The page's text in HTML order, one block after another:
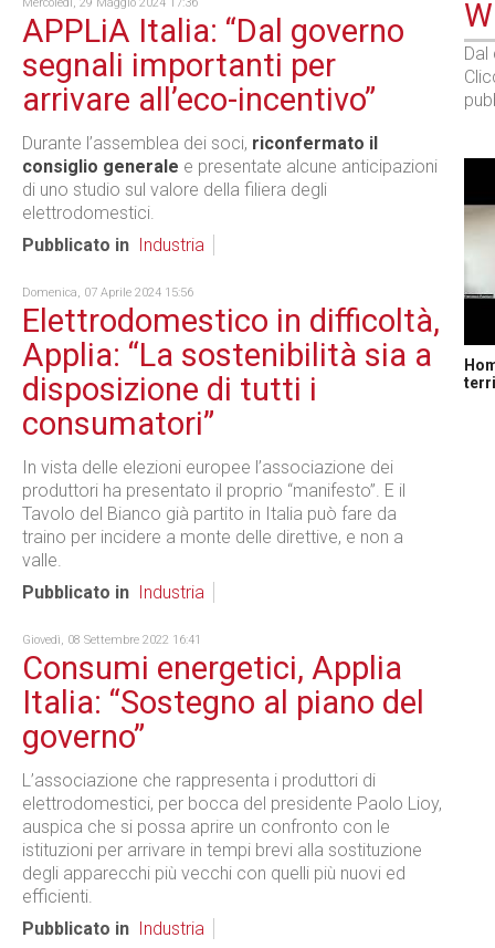
Mercoledì, 29 Maggio 2024 17:36
APPLiA Italia: “Dal governo
segnali importanti per
arrivare all’eco-incentivo”
Durante l’assemblea dei soci, riconfermato il
consiglio generale e presentate alcune anticipazioni
di uno studio sul valore della filiera degli
elettrodomestici.
Pubblicato in
Industria
Domenica, 07 Aprile 2024 15:56
Elettrodomestico in difficoltà,
Applia: “La sostenibilità sia a
disposizione di tutti i
consumatori”
In vista delle elezioni europee l’associazione dei
produttori ha presentato il proprio “manifesto”. E il
Tavolo del Bianco già partito in Italia può fare da
traino per incidere a monte delle direttive, e non a
valle.
Pubblicato in
Industria
Giovedì, 08 Settembre 2022 16:41
Consumi energetici, Applia
Italia: “Sostegno al piano del
governo”
L’associazione che rappresenta i produttori di
elettrodomestici, per bocca del presidente Paolo Lioy,
auspica che si possa aprire un confronto con le
istituzioni per arrivare in tempi brevi alla sostituzione
degli apparecchi più vecchi con quelli più nuovi ed
efficienti.
Pubblicato in
Industria